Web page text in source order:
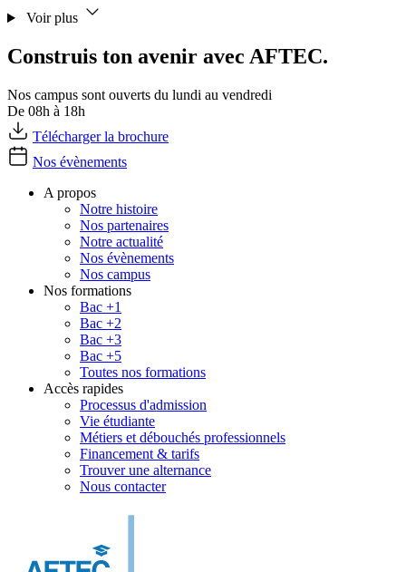
Voir plus
Construis ton avenir avec AFTEC.
Nos campus sont ouverts du lundi au vendredi
De 08h à 18h
Télécharger la brochure
Nos évènements
A propos
Notre histoire
Nos partenaires
Notre actualité
Nos évènements
Nos campus
Nos formations
Bac +1
Bac +2
Bac +3
Bac +5
Toutes nos formations
Accès rapides
Processus d'admission
Vie étudiante
Métiers et débouchés professionnels
Financement & tarifs
Trouver une alternance
Nous contacter